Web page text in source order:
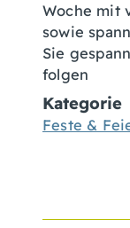
Woche mit
sowie
Sie
folgen
Kategorie
Feste &